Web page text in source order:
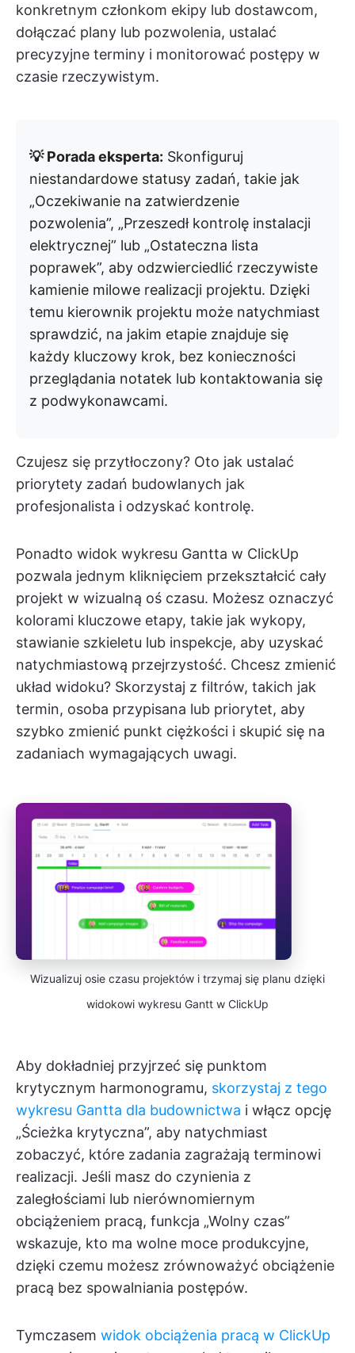
konkretnym członkom ekipy lub dostawcom,
dołączać plany lub pozwolenia, ustalać
precyzyjne terminy i monitorować postępy w
czasie rzeczywistym.
💡 Porada eksperta: Skonfiguruj
niestandardowe statusy zadań, takie jak
„Oczekiwanie na zatwierdzenie
pozwolenia”, „Przeszedł kontrolę instalacji
elektrycznej” lub „Ostateczna lista
poprawek”, aby odzwierciedlić rzeczywiste
kamienie milowe realizacji projektu. Dzięki
temu kierownik projektu może natychmiast
sprawdzić, na jakim etapie znajduje się
każdy kluczowy krok, bez konieczności
przeglądania notatek lub kontaktowania się
z podwykonawcami.
Czujesz się przytłoczony? Oto jak ustalać
priorytety zadań budowlanych jak
profesjonalista i odzyskać kontrolę.
Ponadto widok wykresu Gantta w ClickUp
pozwala jednym kliknięciem przekształcić cały
projekt w wizualną oś czasu. Możesz oznaczyć
kolorami kluczowe etapy, takie jak wykopy,
stawianie szkieletu lub inspekcje, aby uzyskać
natychmiastową przejrzystość. Chcesz zmienić
układ widoku? Skorzystaj z filtrów, takich jak
termin, osoba przypisana lub priorytet, aby
szybko zmienić punkt ciężkości i skupić się na
zadaniach wymagających uwagi.
Wizualizuj osie czasu projektów i trzymaj się planu dzięki
widokowi wykresu Gantt w ClickUp
Aby dokładniej przyjrzeć się punktom
krytycznym harmonogramu, skorzystaj z tego
wykresu Gantta dla budownictwa i włącz opcję
„Ścieżka krytyczna”, aby natychmiast
zobaczyć, które zadania zagrażają terminowi
realizacji. Jeśli masz do czynienia z
zaległościami lub nierównomiernym
obciążeniem pracą, funkcja „Wolny czas”
wskazuje, kto ma wolne moce produkcyjne,
dzięki czemu możesz zrównoważyć obciążenie
pracą bez spowalniania postępów.
Tymczasem widok obciążenia pracą w ClickUp